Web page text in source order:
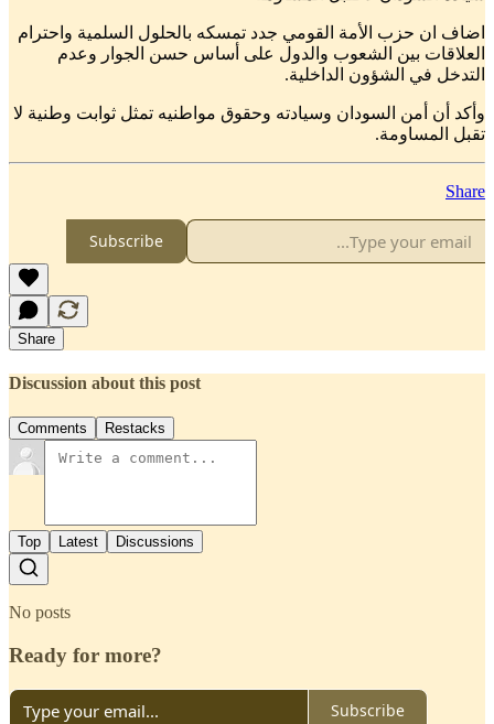
اضاف ان حزب الأمة القومي جدد تمسكه بالحلول السلمية واحترام
العلاقات بين الشعوب والدول على أساس حسن الجوار وعدم
التدخل في الشؤون الداخلية.
وأكد أن أمن السودان وسيادته وحقوق مواطنيه تمثل ثوابت وطنية لا
تقبل المساومة.
Share
Subscribe
Share
Discussion about this post
Comments Restacks
Top Latest Discussions
No posts
Ready for more?
Subscribe